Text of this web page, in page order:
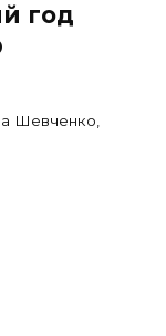
год
Шевченко,